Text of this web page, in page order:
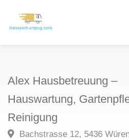
Alex Hausbetreuung –
Hauswartung,
Reinigung
Bachstrasse 12, 5436